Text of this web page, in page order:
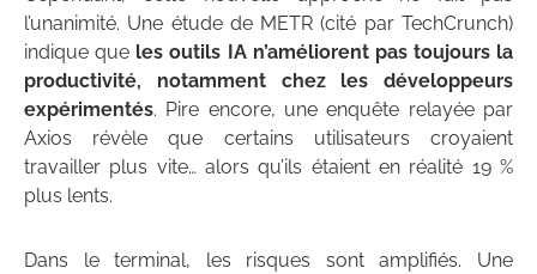
l’unanimité. Une étude de METR (cité par TechCrunch)
indique que les outils IA n’améliorent pas toujours la
productivité, notamment chez les développeurs
expérimentés. Pire encore, une enquête relayée par
Axios révèle que certains utilisateurs croyaient
travailler plus vite… alors qu’ils étaient en réalité 19 %
plus lents.
Dans le terminal, les risques sont amplifiés. Une